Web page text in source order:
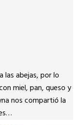
las abejas, por lo
miel, pan, queso y
nos compartió la